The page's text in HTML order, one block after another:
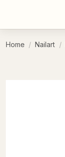
Home Nailart